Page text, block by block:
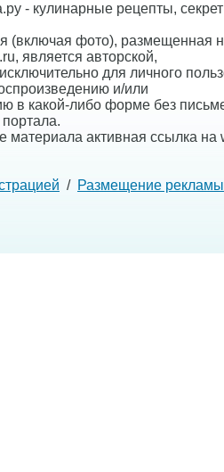
- кулинарные рецепты,
(включая фото), размещенная
является авторской,
для личного
и/или
в какой-либо форме без
материала активная ссылка на
/ Размещение рекламы